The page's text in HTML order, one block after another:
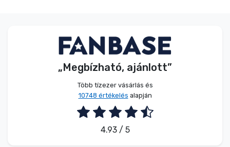
„Megbízható, ajánlott”
Több tízezer vásárlás és
10748 értékelés alapján
4.93 / 5